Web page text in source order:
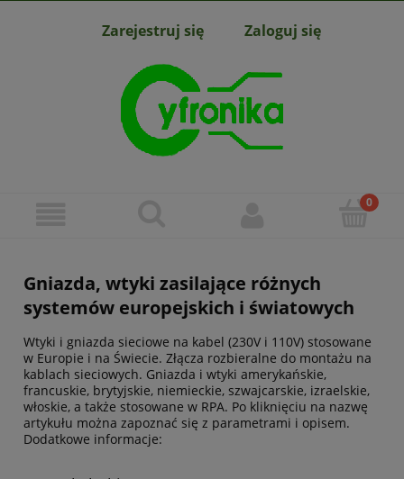
Zarejestruj się Zaloguj się
Gniazda, wtyki zasilające różnych
systemów europejskich i światowych
Wtyki i gniazda sieciowe na kabel (230V i 110V) stosowane
w Europie i na Świecie. Złącza rozbieralne do montażu na
kablach sieciowych. Gniazda i wtyki amerykańskie,
francuskie, brytyjskie, niemieckie, szwajcarskie, izraelskie,
włoskie, a także stosowane w RPA. Po kliknięciu na nazwę
artykułu można zapoznać się z parametrami i opisem.
Dodatkowe informacje: